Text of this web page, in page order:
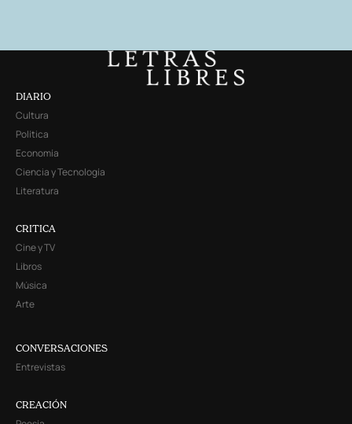
DIARIO
Cultura
Política
Economía
Ciencia y Tecnología
Literatura
CRITICA
Cine y TV
Libros
Música
Arte
CONVERSACIONES
Entrevistas
CREACIÓN